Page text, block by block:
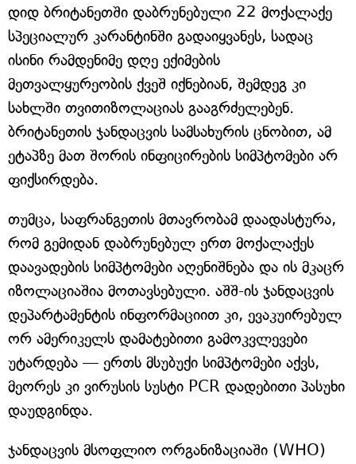
დიდ ბრიტანეთში დაბრუნებული 22 მოქალაქე
სპეციალურ კარანტინში გადაიყვანეს, სადაც
ისინი რამდენიმე დღე ექიმების
მეთვალყურეობის ქვეშ იქნებიან, შემდეგ კი
სახლში თვითიზოლაციას გააგრძელებენ.
ბრიტანეთის ჯანდაცვის სამსახურის ცნობით, ამ
ეტაპზე მათ შორის ინფიცირების სიმპტომები არ
ფიქსირდება.
თუმცა, საფრანგეთის მთავრობამ დაადასტურა,
რომ გემიდან დაბრუნებულ ერთ მოქალაქეს
დაავადების სიმპტომები აღენიშნება და ის მკაცრ
იზოლაციაშია მოთავსებული. აშშ-ის ჯანდაცვის
დეპარტამენტის ინფორმაციით კი, ევაკუირებულ
ორ ამერიკელს დამატებითი გამოკვლევები
უტარდება — ერთს მსუბუქი სიმპტომები აქვს,
მეორეს კი ვირუსის სუსტი PCR დადებითი პასუხი
დაუდგინდა.
ჯანდაცვის მსოფლიო ორგანიზაციაში (WHO)